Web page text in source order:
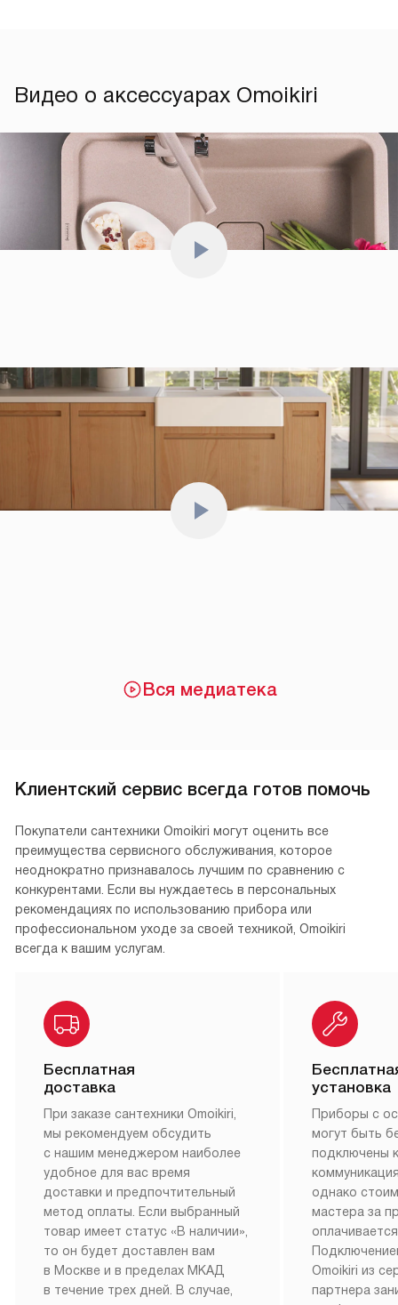
Видео о аксессуарах Omoikiri
Вся медиатека
Клиентский сервис всегда готов помочь
Покупатели сантехники Omoikiri могут оценить все
преимущества сервисного обслуживания, которое
неоднократно признавалось лучшим по сравнению с
конкурентами. Если вы нуждаетесь в персональных
рекомендациях по использованию прибора или
профессиональном уходе за своей техникой, Omoikiri
всегда к вашим услугам.
Бесплатная
доставка
При заказе сантехники Omoikiri,
мы рекомендуем обсудить
с нашим менеджером наиболее
удобное для вас время
доставки и предпочтительный
метод оплаты. Если выбранный
товар имеет статус «В наличии»,
то он будет доставлен вам
в Москве и в пределах МКАД
в течение трех дней. В случае,
установка
Приборы с
могут быть
подключены
однако
мастера за
Omoikiri из
партнера